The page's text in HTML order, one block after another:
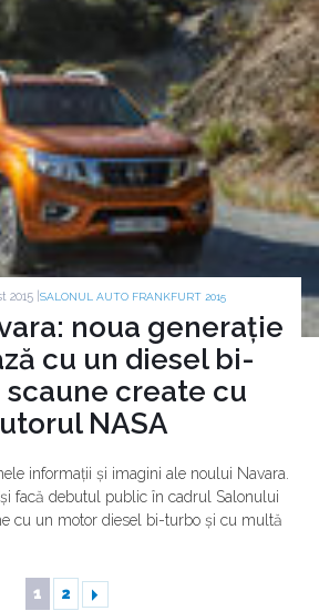
| SALONUL AUTO FRANKFURT 2015
noua generație
cu un diesel bi-
create cu
NASA
informații și imagini ale noului Navara.
facă debutul public în cadrul Salonului
cu un motor diesel bi-turbo și cu multă
1 2